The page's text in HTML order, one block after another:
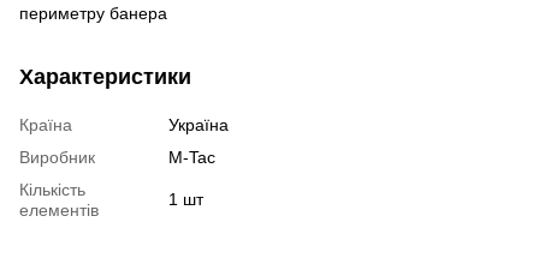
периметру банера
Характеристики
Країна
Україна
Виробник
M-Tac
Кількість
елементів
1 шт